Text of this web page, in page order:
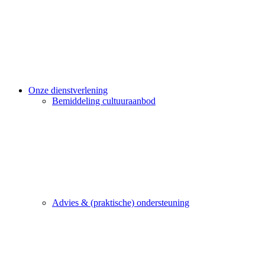
Onze dienstverlening
Bemiddeling cultuuraanbod
Advies & (praktische) ondersteuning